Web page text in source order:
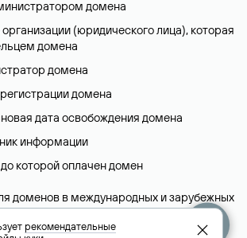
домена
(юридического лица), которая
домена
домена
домена
дата освобождения домена
информации
которой оплачен домен
доменов в международных и зарубежных
представлены в разделе «Помощь».
рекомендательные